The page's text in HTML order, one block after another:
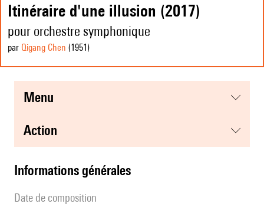
Itinéraire d'une illusion (2017)
pour orchestre symphonique
par Qigang Chen (1951 )
menu
action
informations générales
date de composition